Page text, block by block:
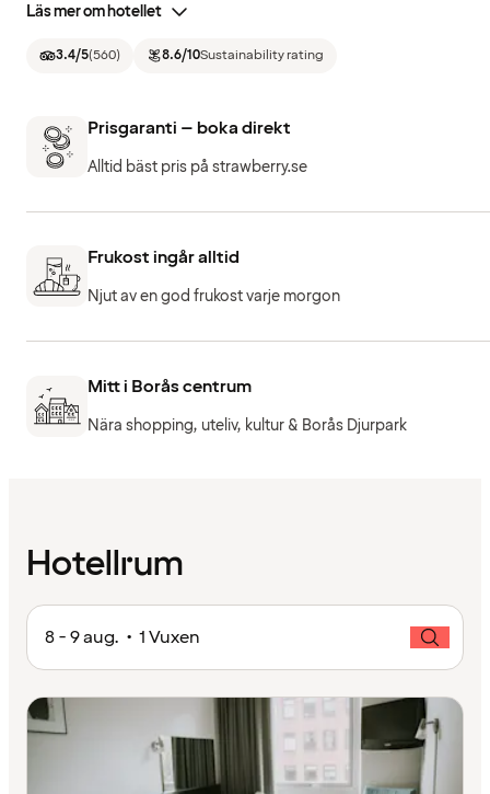
Läs mer om hotellet
3.4/5(560) 8.6/10Sustainability rating
Prisgaranti – boka direkt
Alltid bäst pris på strawberry.se
Frukost ingår alltid
Njut av en god frukost varje morgon
Mitt i Borås centrum
Nära shopping, uteliv, kultur & Borås Djurpark
Hotellrum
8 - 9 aug. • 1 Vuxen